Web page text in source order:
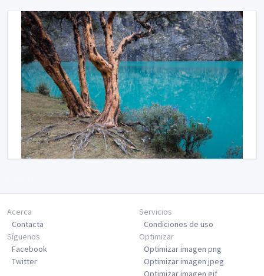
Acerca
Contacta
Servicios
Condiciones de uso
Síguenos
Facebook
Twitter
Optimizar
Optimizar imagen png
Optimizar imagen jpeg
Optimizar imagen gif